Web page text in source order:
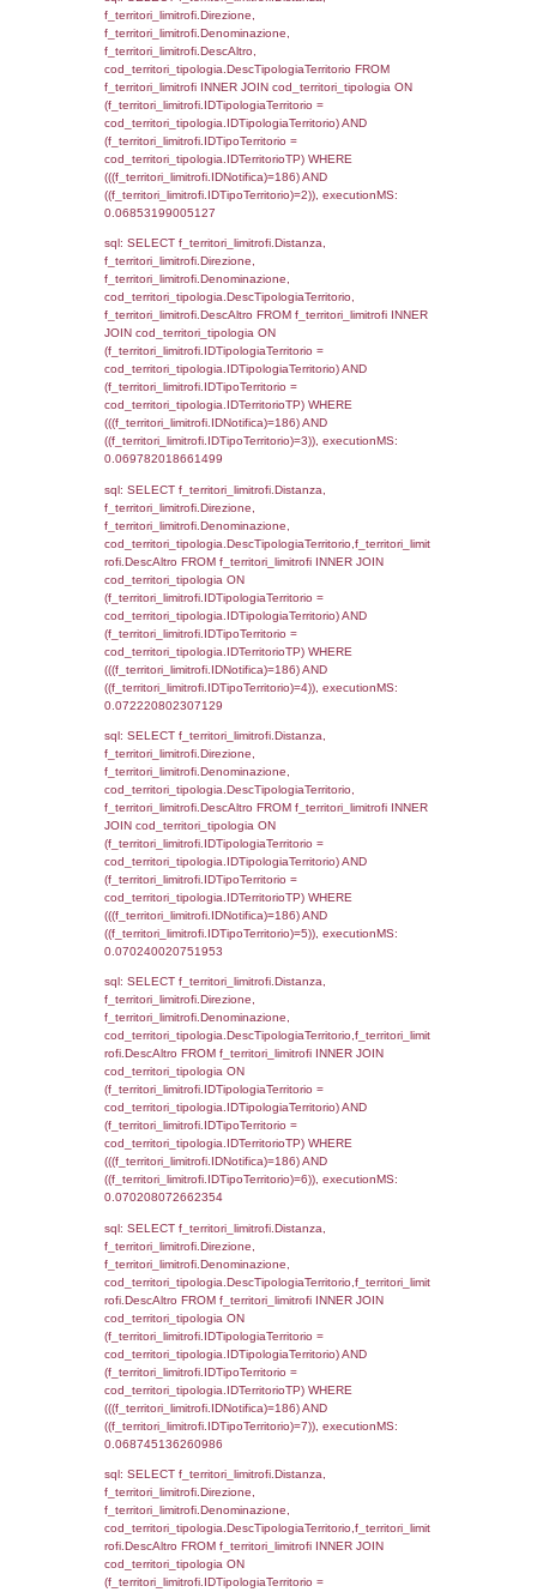
sql: SELECT a2p.Cognome, a2p.Nome
a2_ruolipersonale a2rp INNER JOIN
a2rp.IDPersonale = a2p.IDPersonale
(((a2p.IDNotifica)=186) AND
executionMS: 0.002561092376709
sql: SELECT Cognome, Nome FROM
reg_a2_ruolipersonale INNER JOIN
reg_a2_ruolipersonale.IDPersonale =
reg_a2_personale.IDPersonale WHERE
executionMS: 0.0010349750518799
sql: SELECT cod_ipa_aoo.des_amm,
d1_controlli.UntAmmTerr,
d1_controlli.Regione, d1_controlli.Provincia,
d1_controlli.Comune, d1_controlli.Via,
d1_controlli.Email, d1_controlli.Pec FROM
INNER JOIN d1_controlli ON
d1_controlli.UntAmmTerr where
executionMS: 0.021903991699219
sql: SELECT * FROM d2_autorizzazioni
IDNotifica=186, executionMS:
sql: SELECT Ispezione, IDArticoloComma,
StatoIspezione,
'%d/%m/%Y') as DataApertura,
DATE_FORMAT(DataChiusura, '%d/%m/
DataChiusura,
'%d/%m/%Y') as DataUltimoPIR FROM
WHERE (((d3_ispezioni.IDNotifica)=186)),
0.00063800811767578
sql: SELECT el_nazioni.DescIT,
FROM f_confini_stato INNER JOIN
f_confini_stato.IDStato = el_nazioni.IDStato
f_confini_stato.IDNotifica = 186;,
0.00045204162597656
sql: SELECT el_regioni.Regione,
el_comuni.Comune,
f_confini INNER JOIN ((el_comuni INNER
ON el_comuni.IstProvincia =
INNER JOIN el_regioni ON
el_regioni.IstRegione) ON
el_comuni.IstComune WHERE
(((f_confini.IDNotifica)=186));, executionMS:
0.00046086311340332
sql: SELECT
SEPARATOR '; ') AS DescAltro,
(f_territori_limitrofi.IDTipologiaTerritorio =
cod_territori_tipologia.IDTipologiaTerritorio
f_territori_limitrofi.IDTipoTerritorio =
cod_territori_tipologia.IDTerritorioTP )